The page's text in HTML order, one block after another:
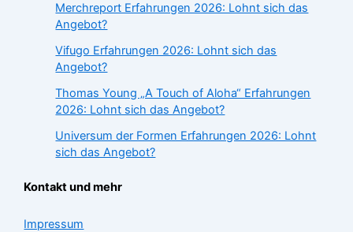
Merchreport Erfahrungen 2026: Lohnt sich das
Angebot?
Vifugo Erfahrungen 2026: Lohnt sich das
Angebot?
Thomas Young „A Touch of Aloha“ Erfahrungen
2026: Lohnt sich das Angebot?
Universum der Formen Erfahrungen 2026: Lohnt
sich das Angebot?
Kontakt und mehr
Impressum